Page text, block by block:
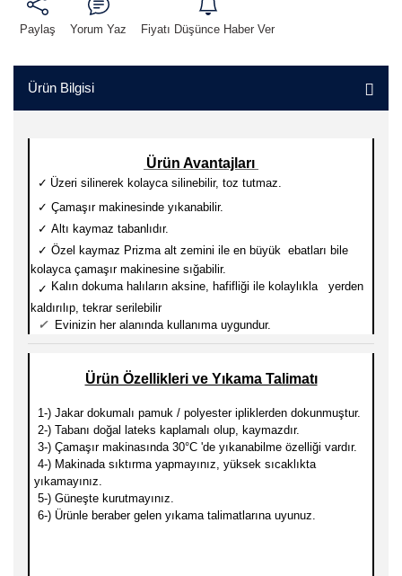
Paylaş Yorum Yaz Fiyatı Düşünce Haber Ver
Ürün Bilgisi
Ürün Avantajları
✓ Üzeri silinerek kolayca silinebilir, toz tutmaz.
✓ Çamaşır makinesinde yıkanabilir.
✓ Altı kaymaz tabanlıdır.
✓ Özel kaymaz Prizma alt zemini ile en büyük ebatları bile
kolayca çamaşır makinesine sığabilir.
✓ Kalın dokuma halıların aksine, hafifliği ile kolaylıkla yerden
kaldırılıp, tekrar serilebilir
✓Evinizin her alanında kullanıma uygundur.
Ürün Özellikleri ve Yıkama Talimatı
1-) Jakar dokumalı pamuk / polyester ipliklerden dokunmuştur.
2-) Tabanı doğal lateks kaplamalı olup, kaymazdır.
3-) Çamaşır makinasında 30°C 'de yıkanabilme özelliği vardır.
4-) Makinada sıktırma yapmayınız, yüksek sıcaklıkta
yıkamayınız.
5-) Güneşte kurutmayınız.
6-) Ürünle beraber gelen yıkama talimatlarına uyunuz.